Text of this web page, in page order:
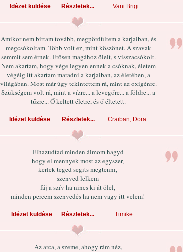
Idézet küldése Részletek... Vani Brigi
Amikor nem bírtam tovább, megpördültem a karjaiban, és
megcsókoltam. Több volt ez, mint köszönet. A szavak
semmit sem érnek. Erősen magához ölelt, s visszacsókolt.
Nem akartam, hogy vége legyen ennek a csóknak, életem
végéig itt akartam maradni a karjaiban, az életében, a
világában. Most már úgy tekintettem rá, mint az oxigénre.
Szükségem volt rá, mint a vízre... a levegőre... a földre... a
tűzre... Ő keltett életre, és ő éltetett.
Idézet küldése Részletek... Craiban, Dora
Elhazudtad minden álmom hagyd
hogy el mennyek most az egyszer,
kérlek téged segíts megtenni,
szenved lelkem
fáj a szív ha nincs ki át ölel,
minden percem szenvedés ha nem vagy itt velem!
Idézet küldése Részletek... Timike
Az arca, a szeme, ahogy rám néz,